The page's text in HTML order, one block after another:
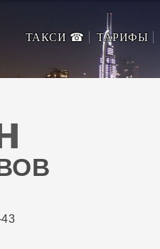
ТАКСИ ☎ ТАРИФЫ